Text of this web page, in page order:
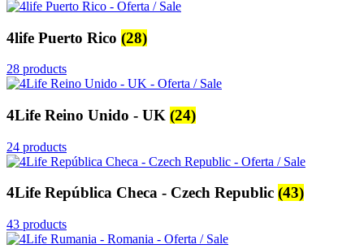
4life Puerto Rico (28)
28 products
4Life Reino Unido - UK (24)
24 products
4Life República Checa - Czech Republic (43)
43 products